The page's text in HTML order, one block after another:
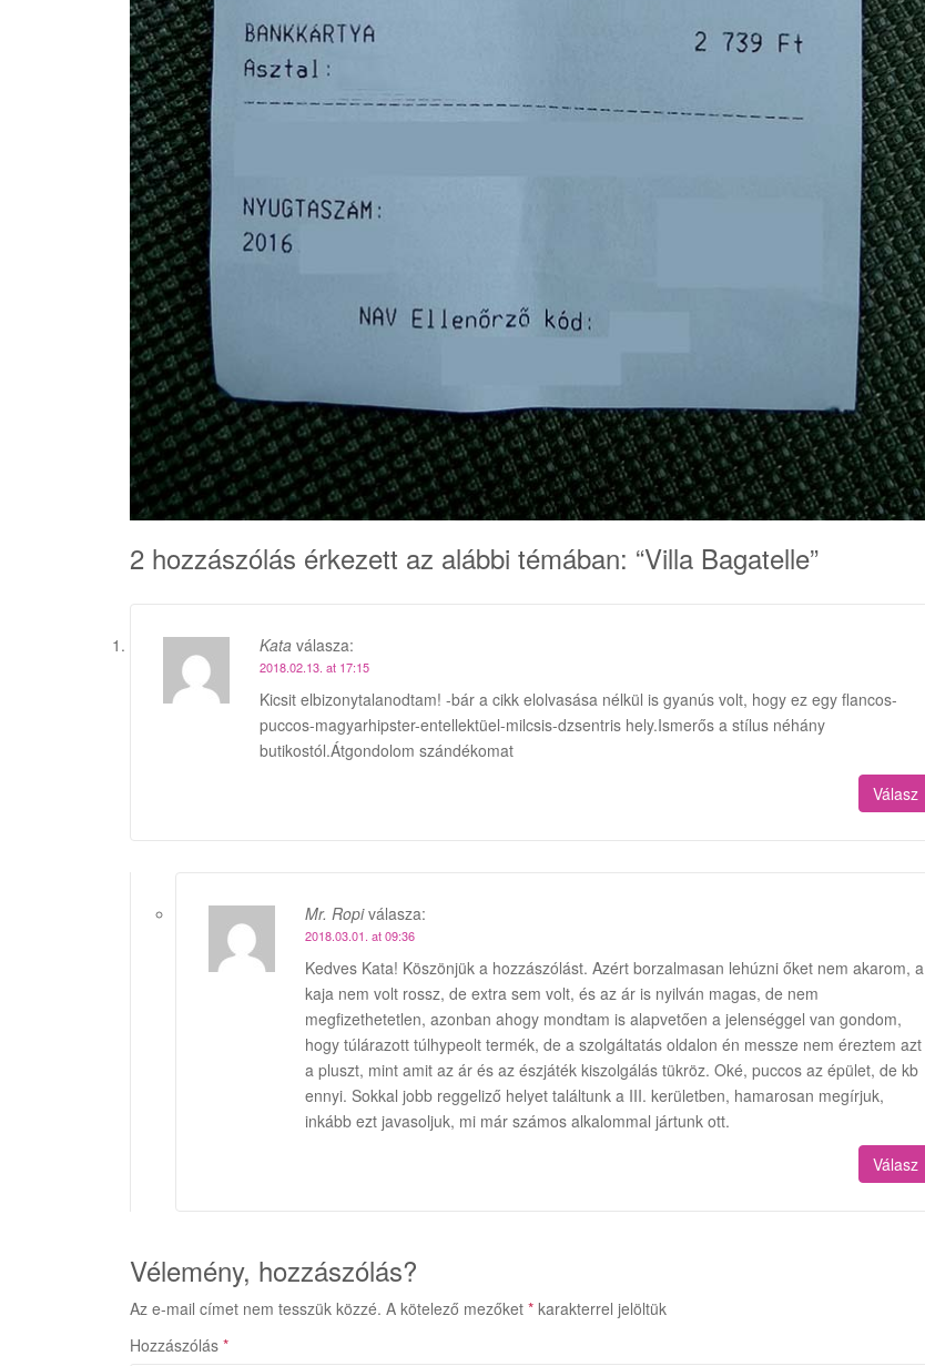
2 hozzászólás érkezett az alábbi témában: “Villa Bagatelle”
Kata válasza:
2018.02.13. at 17:15
Kicsit elbizonytalanodtam! -bár a cikk elolvasása nélkül is gyanús volt, hogy ez egy flancos-
puccos-magyarhipster-entellektüel-milcsis-dzsentris hely.Ismerős a stílus néhány
butikostól.Átgondolom szándékomat
Válasz
Mr. Ropi válasza:
2018.03.01. at 09:36
Kedves Kata! Köszönjük a hozzászólást. Azért borzalmasan lehúzni őket nem akarom, a
kaja nem volt rossz, de extra sem volt, és az ár is nyilván magas, de nem
megfizethetetlen, azonban ahogy mondtam is alapvetően a jelenséggel van gondom,
hogy túlárazott túlhypeolt termék, de a szolgáltatás oldalon én messze nem éreztem azt
a pluszt, mint amit az ár és az észjáték kiszolgálás tükröz. Oké, puccos az épület, de kb
ennyi. Sokkal jobb reggeliző helyet találtunk a III. kerületben, hamarosan megírjuk,
inkább ezt javasoljuk, mi már számos alkalommal jártunk ott.
Válasz
Vélemény, hozzászólás?
Az e-mail címet nem tesszük közzé. A kötelező mezőket * karakterrel jelöltük
Hozzászólás *